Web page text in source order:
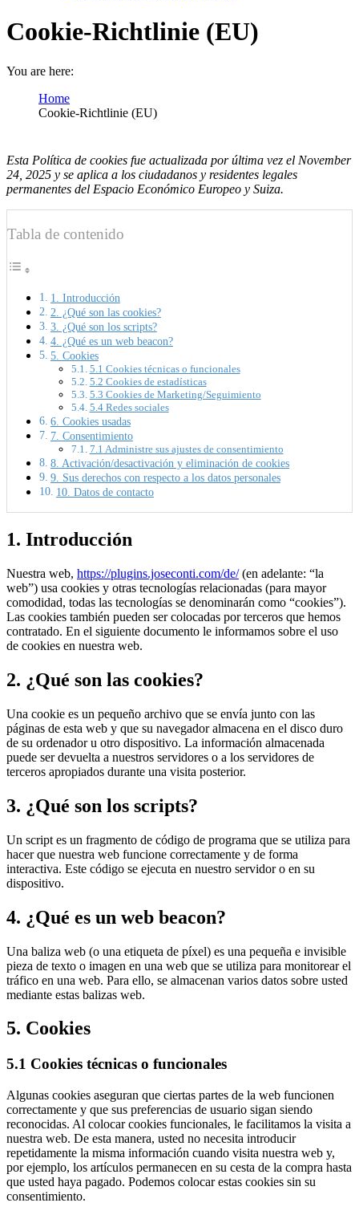
Cookie-Richtlinie (EU)
You are here:
Home
Cookie-Richtlinie (EU)
Esta Política de cookies fue actualizada por última vez el November
24, 2025 y se aplica a los ciudadanos y residentes legales
permanentes del Espacio Económico Europeo y Suiza.
Tabla de contenido
1. Introducción
2. ¿Qué son las cookies?
3. ¿Qué son los scripts?
4. ¿Qué es un web beacon?
5. Cookies
5.1 Cookies técnicas o funcionales
5.2 Cookies de estadísticas
5.3 Cookies de Marketing/Seguimiento
5.4 Redes sociales
6. Cookies usadas
7. Consentimiento
7.1 Administre sus ajustes de consentimiento
8. Activación/desactivación y eliminación de cookies
9. Sus derechos con respecto a los datos personales
10. Datos de contacto
1. Introducción
Nuestra web, https://plugins.joseconti.com/de/(en adelante: “la
web”) usa cookies y otras tecnologías relacionadas (para mayor
comodidad, todas las tecnologías se denominarán como “cookies”).
Las cookies también pueden ser colocadas por terceros que hemos
contratado. En el siguiente documento le informamos sobre el uso
de cookies en nuestra web.
2. ¿Qué son las cookies?
Una cookie es un pequeño archivo que se envía junto con las
páginas de esta web y que su navegador almacena en el disco duro
de su ordenador u otro dispositivo. La información almacenada
puede ser devuelta a nuestros servidores o a los servidores de
terceros apropiados durante una visita posterior.
3. ¿Qué son los scripts?
Un script es un fragmento de código de programa que se utiliza para
hacer que nuestra web funcione correctamente y de forma
interactiva. Este código se ejecuta en nuestro servidor o en su
dispositivo.
4. ¿Qué es un web beacon?
Una baliza web (o una etiqueta de píxel) es una pequeña e invisible
pieza de texto o imagen en una web que se utiliza para monitorear el
tráfico en una web. Para ello, se almacenan varios datos sobre usted
mediante estas balizas web.
5. Cookies
5.1 Cookies técnicas o funcionales
Algunas cookies aseguran que ciertas partes de la web funcionen
correctamente y que sus preferencias de usuario sigan siendo
reconocidas. Al colocar cookies funcionales, le facilitamos la visita a
nuestra web. De esta manera, usted no necesita introducir
repetidamente la misma información cuando visita nuestra web y,
por ejemplo, los artículos permanecen en su cesta de la compra hasta
que usted haya pagado. Podemos colocar estas cookies sin su
consentimiento.